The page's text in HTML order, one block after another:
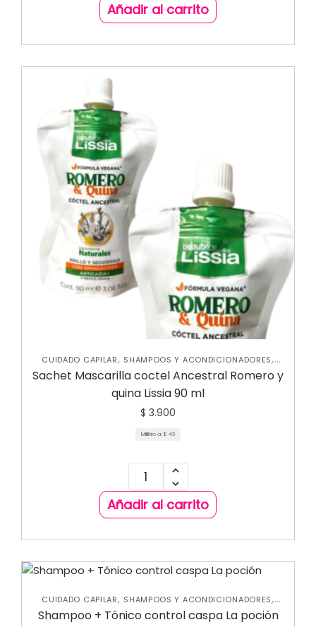
Añadir al carrito
CUIDADO CAPILAR, SHAMPOOS Y ACONDICIONADORES,
TRATAMIENTOS CAPILARES
Sachet Mascarilla coctel Ancestral Romero y
quina Lissia 90 ml
$ 3.900
Mililitro a: $ 43
Añadir al carrito
CUIDADO CAPILAR, SHAMPOOS Y ACONDICIONADORES,
TRATAMIENTOS CAPILARES
Shampoo + Tónico control caspa La poción